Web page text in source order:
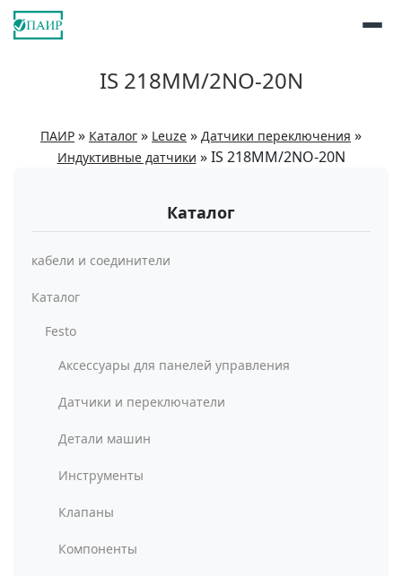
IS 218MM/2NO-20N
ПАИР » Каталог » Leuze » Датчики переключения »
Индуктивные датчики »IS 218MM/2NO-20N
Каталог
кабели и соединители
Каталог
Festo
Аксессуары для панелей управления
Датчики и переключатели
Детали машин
Инструменты
Клапаны
Компоненты